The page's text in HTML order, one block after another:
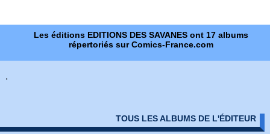
Les éditions EDITIONS DES SAVANES ont 17 albums
répertoriés sur Comics-France.com
'
TOUS LES ALBUMS DE L'ÉDITEUR